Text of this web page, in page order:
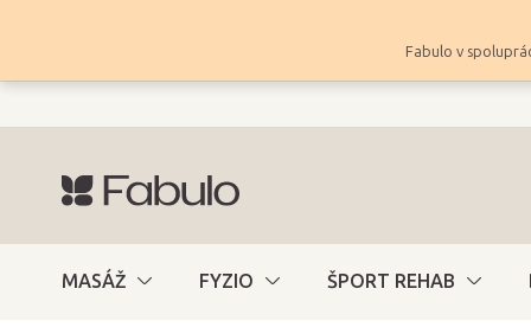
Fabulo v
MASÁŽ FYZIO ŠPORT REHAB